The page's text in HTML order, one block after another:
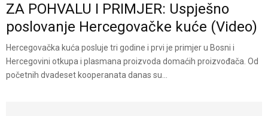
ZA POHVALU I PRIMJER: Uspješno
poslovanje Hercegovačke kuće (Video)
Hercegovačka kuća posluje tri godine i prvi je primjer u Bosni i
Hercegovini otkupa i plasmana proizvoda domaćih proizvođača. Od
početnih dvadeset kooperanata danas su...